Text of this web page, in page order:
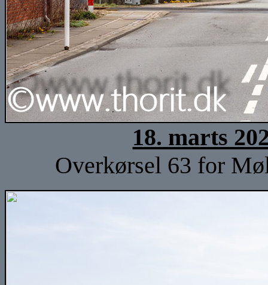
18. marts
Overkørsel 63 for